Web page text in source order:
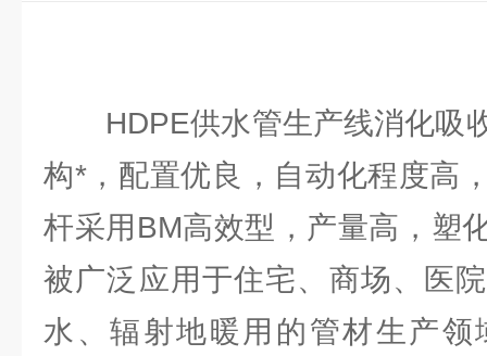
HDPE供水管生产线消化吸
构*，配置优良，自动化程度高
杆采用BM高效型，产量高，塑
被广泛应用于住宅、商场、医
水、辐射地暖用的管材生产